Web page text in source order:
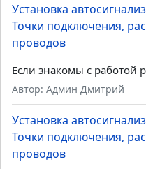
Установка
Точки подключения,
проводов
Если знакомы с работой
Автор: Админ Дмитрий
Установка
Точки подключения,
проводов